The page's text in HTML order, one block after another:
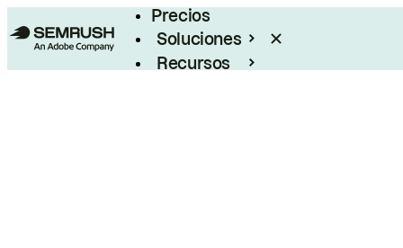
Precios
Soluciones
Recursos